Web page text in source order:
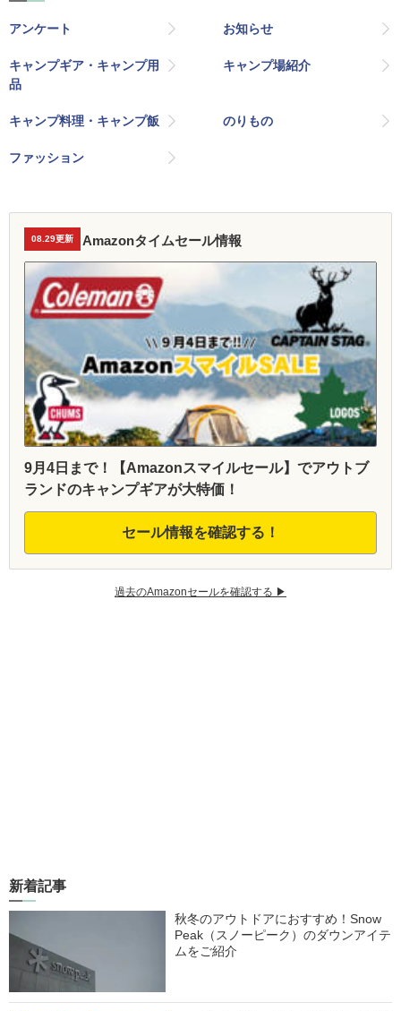
アンケート お知らせ
キャンプギア・キャンプ用
品
キャンプ場紹介
キャンプ料理・キャンプ飯 のりもの
ファッション
08.29更新 Amazonタイムセール情報
9月4日まで！【Amazonスマイルセール】でアウトブ
ランドのキャンプギアが大特価！
セール情報を確認する！
過去のAmazonセールを確認する ▶︎
新着記事
秋冬のアウトドアにおすすめ！Snow
Peak（スノーピーク）のダウンアイテ
ムをご紹介